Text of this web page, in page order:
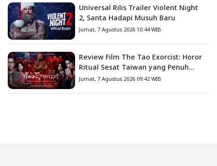
Universal Rilis Trailer Violent Night
2, Santa Hadapi Musuh Baru
Jumat, 7 Agustus 2026 10:44 WIB
Review Film The Tao Exorcist: Horor
Ritual Sesat Taiwan yang Penuh
Misteri dan Teror Psikologis
Jumat, 7 Agustus 2026 09:42 WIB